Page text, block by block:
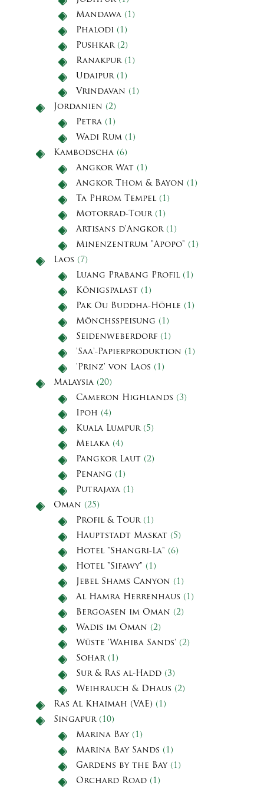
Mandawa (1)
Phalodi (1)
Pushkar(2)
Ranakpur(1)
Udaipur(1)
Vrindavan (1)
Jordanien (2)
Petra (1)
Wadi Rum (1)
Kambodscha (6)
Angkor Wat (1)
Angkor Thom & Bayon (1)
Ta Phrom Tempel (1)
Motorrad-Tour(1)
Artisans d'Angkor(1)
Minenzentrum "Apopo" (1)
Laos (7)
Luang Prabang Profil (1)
Königspalast (1)
Pak Ou Buddha-Höhle (1)
Mönchsspeisung (1)
Seidenweberdorf (1)
'Saa'-Papierproduktion (1)
'Prinz' von Laos (1)
Malaysia (20)
Cameron Highlands (3)
Ipoh (4)
Kuala Lumpur(5)
Melaka (4)
Pangkor Laut (2)
Penang (1)
Putrajaya (1)
Oman (25)
Profil & Tour(1)
Hauptstadt Maskat (5)
Hotel "Shangri-La" (6)
Hotel "Sifawy" (1)
Jebel Shams Canyon (1)
Al Hamra Herrenhaus (1)
Bergoasen im Oman (2)
Wadis im Oman (2)
Wüste 'Wahiba Sands' (2)
Sohar(1)
Sur & Ras al-Hadd (3)
Weihrauch & Dhaus (2)
Ras Al Khaimah (VAE) (1)
Singapur(10)
Marina Bay(1)
Marina Bay Sands (1)
Gardens by the Bay(1)
Orchard Road (1)